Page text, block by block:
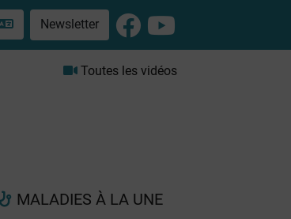
Newsletter
Toutes les vidéos
MALADIES À LA UNE